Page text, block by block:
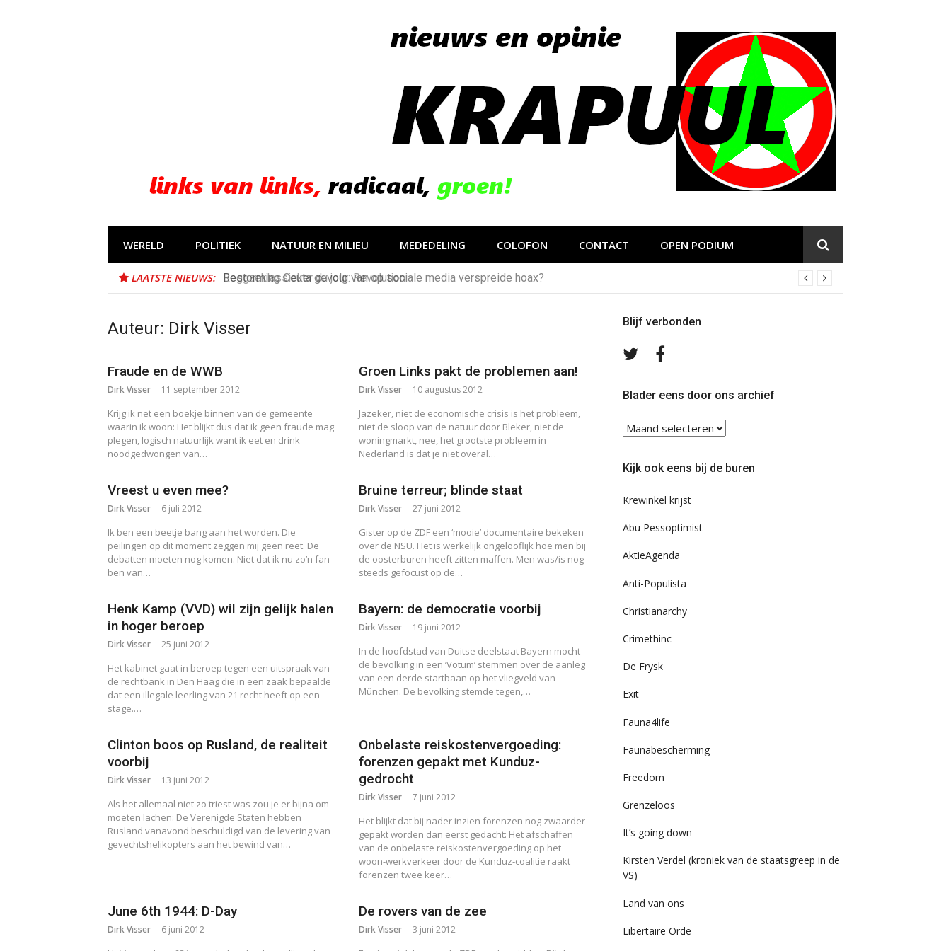
WERELD POLITIEK NATUUR EN MILIEU MEDEDELING COLOFON CONTACT OPEN PODIUM
LAATSTE NIEUWS: Reggaeklassieker du jour: Revolution
Auteur: Dirk Visser
Fraude en de WWB
Dirk Visser 11 september 2012
Krijg ik net een boekje binnen van de gemeente
waarin ik woon: Het blijkt dus dat ik geen fraude mag
plegen, logisch natuurlijk want ik eet en drink
noodgedwongen van…
Groen Links pakt de problemen aan!
Dirk Visser 10 augustus 2012
Jazeker, niet de economische crisis is het probleem,
niet de sloop van de natuur door Bleker, niet de
woningmarkt, nee, het grootste probleem in
Nederland is dat je niet overal…
Vreest u even mee?
Dirk Visser 6 juli 2012
Ik ben een beetje bang aan het worden. Die
peilingen op dit moment zeggen mij geen reet. De
debatten moeten nog komen. Niet dat ik nu zo’n fan
ben van…
Bruine terreur; blinde staat
Dirk Visser 27 juni 2012
Gister op de ZDF een ‘mooie’ documentaire bekeken
over de NSU. Het is werkelijk ongelooflijk hoe men bij
de oosterburen heeft zitten maffen. Men was/is nog
steeds gefocust op de…
Henk Kamp (VVD) wil zijn gelijk halen
in hoger beroep
Dirk Visser 25 juni 2012
Het kabinet gaat in beroep tegen een uitspraak van
de rechtbank in Den Haag die in een zaak bepaalde
dat een illegale leerling van 21 recht heeft op een
stage.…
Bayern: de democratie voorbij
Dirk Visser 19 juni 2012
In de hoofdstad van Duitse deelstaat Bayern mocht
de bevolking in een ‘Votum’ stemmen over de aanleg
van een derde startbaan op het vliegveld van
München. De bevolking stemde tegen,…
Clinton boos op Rusland, de realiteit
voorbij
Dirk Visser 13 juni 2012
Als het allemaal niet zo triest was zou je er bijna om
moeten lachen: De Verenigde Staten hebben
Rusland vanavond beschuldigd van de levering van
gevechtshelikopters aan het bewind van…
Onbelaste reiskostenvergoeding:
forenzen gepakt met Kunduz-
gedrocht
Dirk Visser 7 juni 2012
Het blijkt dat bij nader inzien forenzen nog zwaarder
gepakt worden dan eerst gedacht: Het afschaffen
van de onbelaste reiskostenvergoeding op het
woon-werkverkeer door de Kunduz-coalitie raakt
forenzen twee keer…
June 6th 1944: D-Day
Dirk Visser 6 juni 2012
De rovers van de zee
Dirk Visser 3 juni 2012
Blijf verbonden
Volg
TwitterFacebook
Blader eens door ons archief
Blader
eens
ons
Kijk ook eens bij de buren
Krewinkel krijst
Abu Pessoptimist
AktieAgenda
Anti-Populista
Christianarchy
Crimethinc
De Frysk
Exit
Fauna4life
Faunabescherming
Freedom
Grenzeloos
It’s going down
Kirsten Verdel (kroniek van de staatsgreep in de
VS)
Land van ons
Libertaire Orde